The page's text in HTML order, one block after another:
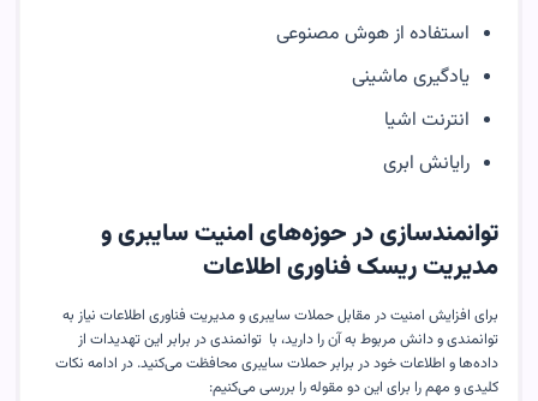
استفاده از هوش مصنوعی
یادگیری ماشینی
انترنت اشیا
رایانش ابری
توانمندسازی در حوزه‌های امنیت سایبری و
مدیریت ریسک فناوری اطلاعات
برای افزایش امنیت در مقابل حملات سایبری و مدیریت فناوری اطلاعات نیاز به
توانمندی و دانش مربوط به آن را دارید، با توانمندی در برابر این تهدیدات از
داده‌ها و اطلاعات خود در برابر حملات سایبری محافظت می‌کنید. در ادامه نکات
کلیدی و مهم را برای این دو مقوله را بررسی می‌کنیم: